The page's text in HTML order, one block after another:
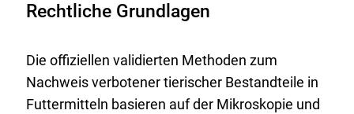
Rechtliche Grundlagen
Die offiziellen validierten Methoden zum
Nachweis verbotener tierischer Bestandteile in
Futtermitteln basieren auf der Mikroskopie und